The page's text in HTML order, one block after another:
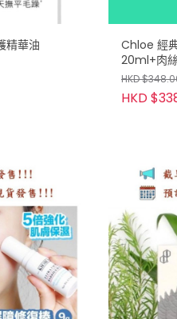
精華油
Chloe 經
20ml+肉
HKD
HKD